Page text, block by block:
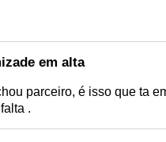
em alta
parceiro, é isso que ta
.